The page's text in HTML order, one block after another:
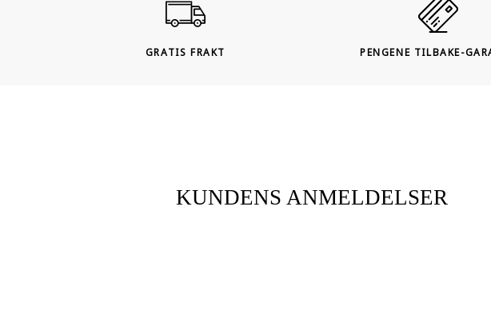
GRATIS FRAKT PENGENE TILBAKE-
KUNDENS ANMELDELSER